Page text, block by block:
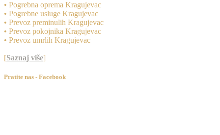
• Pogrebna oprema Kragujevac
• Pogrebne usluge Kragujevac
• Prevoz preminulih Kragujevac
• Prevoz pokojnika Kragujevac
• Prevoz umrlih Kragujevac
[Saznaj više]
Pratite nas - Facebook